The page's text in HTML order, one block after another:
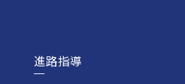
進路指導